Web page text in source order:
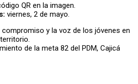
QR en la imagen.
viernes, 2 de mayo.
y la voz de los jóvenes en
de la meta 82 del PDM, Cajicá